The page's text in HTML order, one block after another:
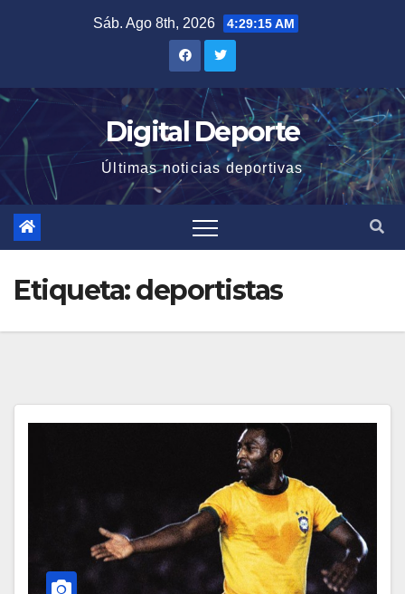
Sáb. Ago 8th, 2026 4:29:16 AM
Digital Deporte
Últimas noticias deportivas
Etiqueta:deportistas